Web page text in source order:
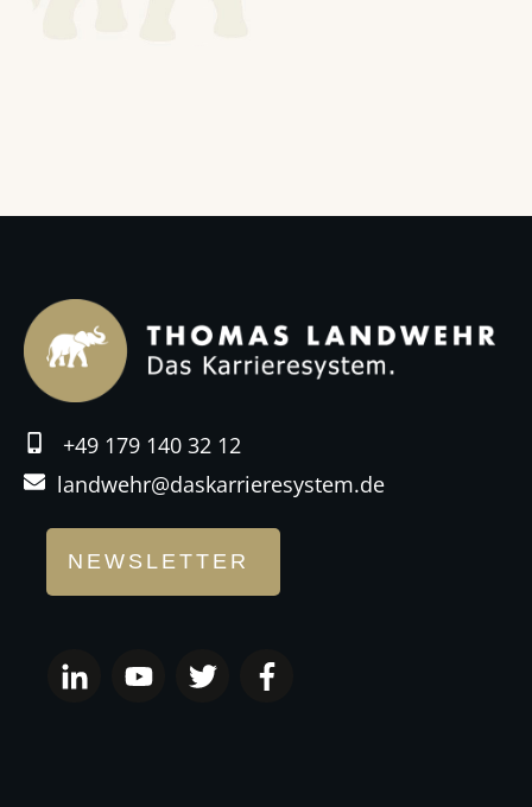
+49 179 140 32 12
landwehr@daskarrieresystem.de
NEWSLETTER